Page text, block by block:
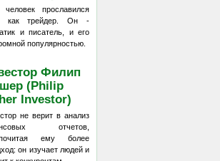
человек прославился
как трейдер. Он -
и писатель, и его
популярностью.
Филип
(Philip
Investor)
не верит в анализ
отчетов,
ему более
он изучает людей и